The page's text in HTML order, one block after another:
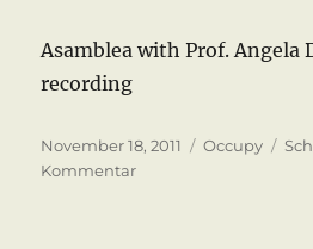
Asamblea with Prof. Angela
recording
Veröffentlicht
am
November 18, 2011 Kategorien
Occupy
Kommentarzu